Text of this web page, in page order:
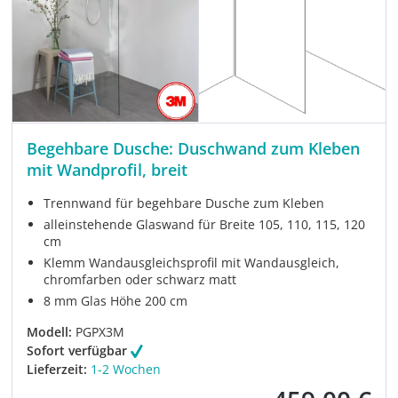
Begehbare Dusche: Duschwand zum Kleben
mit Wandprofil, breit
Trennwand für begehbare Dusche zum Kleben
alleinstehende Glaswand für Breite 105, 110, 115, 120
cm
Klemm Wandausgleichsprofil mit Wandausgleich,
chromfarben oder schwarz matt
8 mm Glas Höhe 200 cm
Modell: PGPX3M
Sofort verfügbar
Lieferzeit: 1-2 Wochen